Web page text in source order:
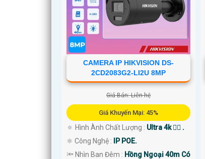
CAMERA IP HIKVISION DS-
2CD2083G2-LI2U 8MP
Giá Bán: Liên hệ
Giá Khuyến Mại: 45%
🔅 Hình Ành Chất Lượng : Ultra 4k 👍🏾 .
⚛️ Công Nghệ :
IP POE.
🔦 Nhìn Ban Đêm : Hồng Ngoại 40m Có